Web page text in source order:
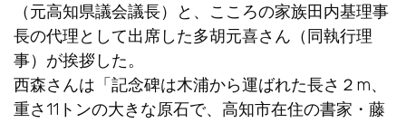
（元高知県議会議長）と、こころの家族田内基理事
長の代理として出席した多胡元喜さん（同執行理
事）が挨拶した。
西森さんは「記念碑は木浦から運ばれた長さ２m、
重さ11トンの大きな原石で、高知市在住の書家・藤